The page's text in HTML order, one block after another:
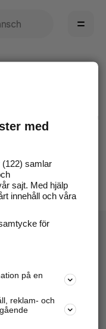
avhjälpa det.
och försök igen
mm.
med
(122) samlar
sajt. Med hjälp
innehåll och våra
för
på en
reklam- och